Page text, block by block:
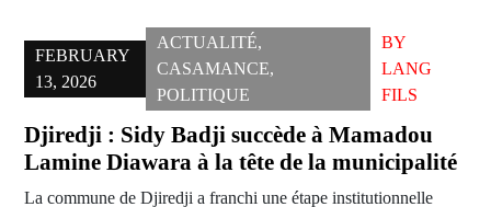
FEBRUARY
13, 2026
ACTUALITÉ,
CASAMANCE,
POLITIQUE
BY
LANG
FILS
Djiredji : Sidy Badji succède à Mamadou
Lamine Diawara à la tête de la municipalité
La commune de Djiredji a franchi une étape institutionnelle